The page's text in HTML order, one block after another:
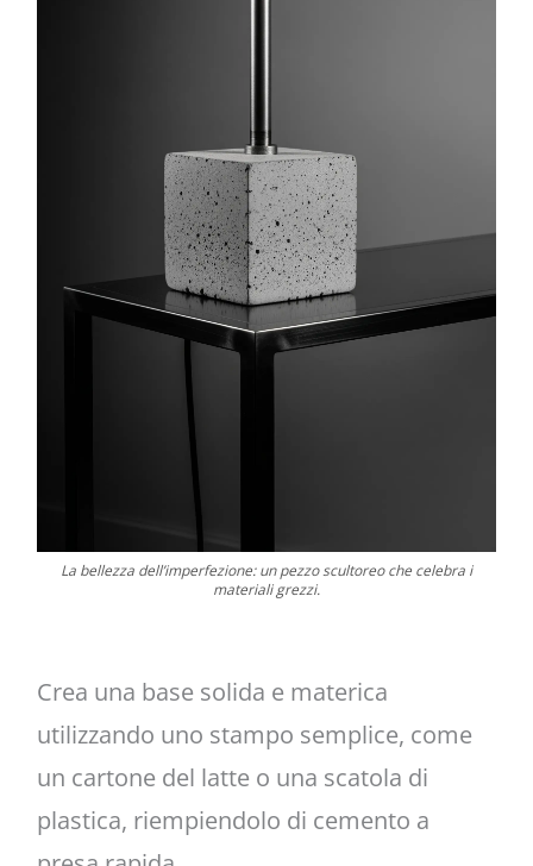
La bellezza dell’imperfezione: un pezzo scultoreo che celebra i
materiali grezzi.
Crea una base solida e materica
utilizzando uno stampo semplice, come
un cartone del latte o una scatola di
plastica, riempiendolo di cemento a